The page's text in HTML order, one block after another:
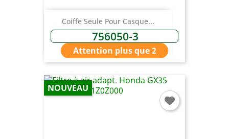
Coiffe Seule Pour Casque...
756050-3
Attention plus que 2
NOUVEAU